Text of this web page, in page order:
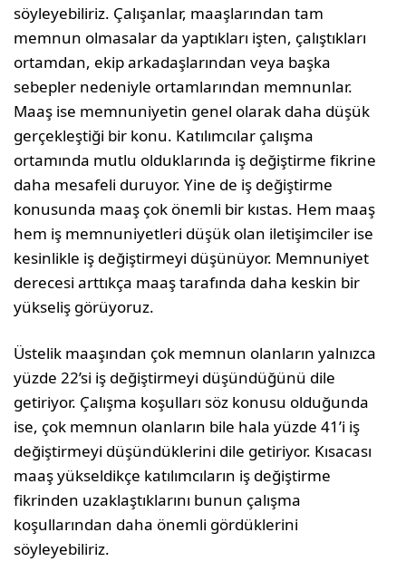
söyleyebiliriz. Çalışanlar, maaşlarından tam
memnun olmasalar da yaptıkları işten, çalıştıkları
ortamdan, ekip arkadaşlarından veya başka
sebepler nedeniyle ortamlarından memnunlar.
Maaş ise memnuniyetin genel olarak daha düşük
gerçekleştiği bir konu. Katılımcılar çalışma
ortamında mutlu olduklarında iş değiştirme fikrine
daha mesafeli duruyor. Yine de iş değiştirme
konusunda maaş çok önemli bir kıstas. Hem maaş
hem iş memnuniyetleri düşük olan iletişimciler ise
kesinlikle iş değiştirmeyi düşünüyor. Memnuniyet
derecesi arttıkça maaş tarafında daha keskin bir
yükseliş görüyoruz.
Üstelik maaşından çok memnun olanların yalnızca
yüzde 22’si iş değiştirmeyi düşündüğünü dile
getiriyor. Çalışma koşulları söz konusu olduğunda
ise, çok memnun olanların bile hala yüzde 41’i iş
değiştirmeyi düşündüklerini dile getiriyor. Kısacası
maaş yükseldikçe katılımcıların iş değiştirme
fikrinden uzaklaştıklarını bunun çalışma
koşullarından daha önemli gördüklerini
söyleyebiliriz.